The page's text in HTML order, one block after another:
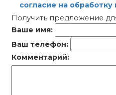
согласие на
Получить предложение
Ваше имя:
Ваш телефон:
Комментарий: